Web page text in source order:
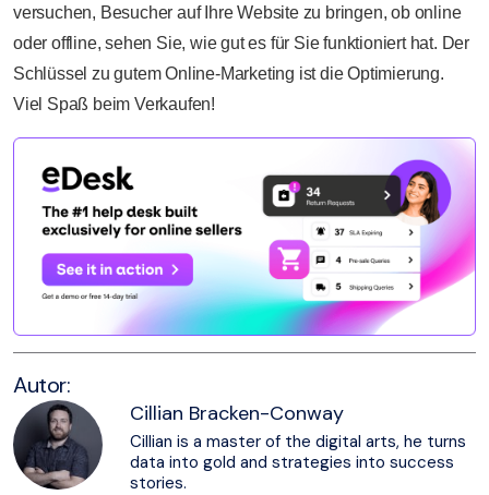
versuchen, Besucher auf Ihre Website zu bringen, ob online
oder offline, sehen Sie, wie gut es für Sie funktioniert hat. Der
Schlüssel zu gutem Online-Marketing ist die Optimierung.
Viel Spaß beim Verkaufen!
Autor:
Cillian Bracken-Conway
Cillian is a master of the digital arts, he turns
data into gold and strategies into success
stories.